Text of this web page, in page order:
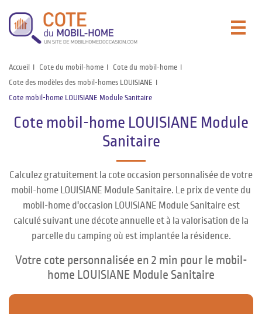
Accueil Cote du mobil-home
Cote du mobil-home
Cote des modèles des mobil-homes LOUISIANE
Cote mobil-home LOUISIANE Module Sanitaire
Cote mobil-home LOUISIANE Module
Sanitaire
Calculez gratuitement la cote occasion personnalisée de votre
mobil-home LOUISIANE Module Sanitaire. Le prix de vente du
mobil-home d'occasion LOUISIANE Module Sanitaire est
calculé suivant une décote annuelle et à la valorisation de la
parcelle du camping où est implantée la résidence.
Votre cote personnalisée en 2 min pour le mobil-
home LOUISIANE Module Sanitaire